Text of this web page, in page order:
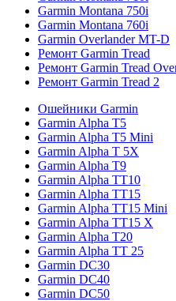
Garmin Montana 750i
Garmin Montana 760i
Garmin Overlander MT-D
Ремонт Garmin Tread
Ремонт Garmin Tread
Ремонт Garmin Tread 2
Ошейники Garmin
Garmin Alpha T5
Garmin Alpha T5 Mini
Garmin Alpha T 5X
Garmin Alpha T9
Garmin Alpha TT10
Garmin Alpha TT15
Garmin Alpha TT15 Mini
Garmin Alpha TT15 X
Garmin Alpha T20
Garmin Alpha TT 25
Garmin DC30
Garmin DC40
Garmin DC50